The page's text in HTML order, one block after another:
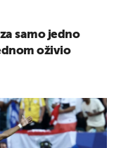
samo jedno
oživio